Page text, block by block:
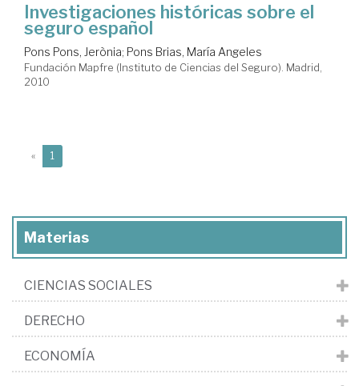
Investigaciones históricas sobre el
seguro español
Pons Pons, Jerònia; Pons Brias, María Angeles
Fundación Mapfre (Instituto de Ciencias del Seguro). Madrid,
2010
« 1
Materias
CIENCIAS SOCIALES
DERECHO
ECONOMÍA